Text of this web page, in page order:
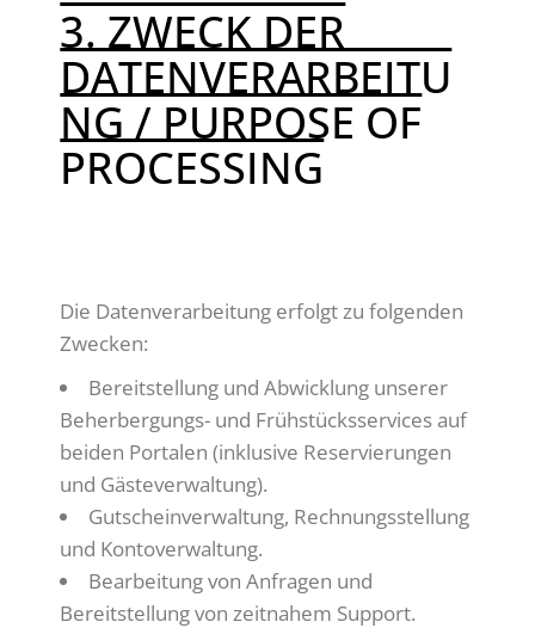
3. ZWECK DER
DATENVERARBEITU
NG / PURPOSE OF
PROCESSING
Die Datenverarbeitung erfolgt zu folgenden
Zwecken:
Bereitstellung und Abwicklung unserer
Beherbergungs- und Frühstücksservices auf
beiden Portalen (inklusive Reservierungen
und Gästeverwaltung).
Gutscheinverwaltung, Rechnungsstellung
und Kontoverwaltung.
Bearbeitung von Anfragen und
Bereitstellung von zeitnahem Support.